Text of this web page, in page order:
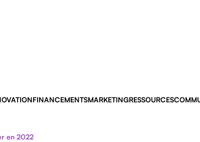
FINANCEMENTSMARKETINGRESSOURCES
en 2022